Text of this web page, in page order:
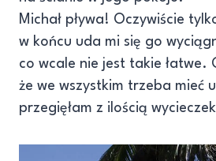
Michał pływa! Oczywiście
w końcu uda mi się go
co wcale nie jest takie łatwe.
że we wszystkim trzeba mieć
przegięłam z ilością wycieczek